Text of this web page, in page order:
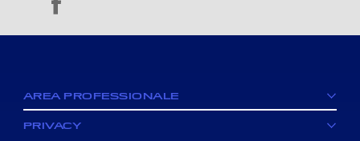
AREA PROFESSIONALE
PRIVACY